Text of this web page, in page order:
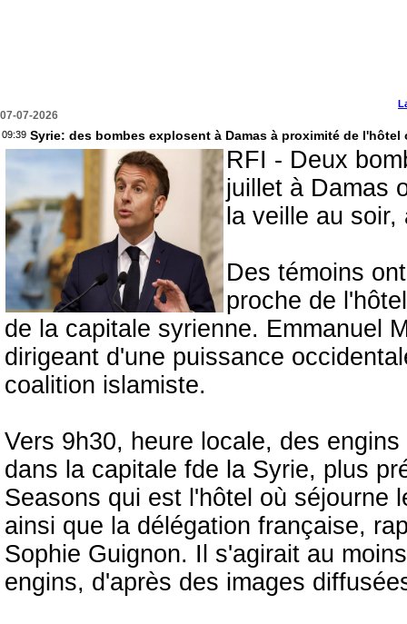
07-07-2026
09:39 Syrie: des bombes explosent à Damas à proximité de
RFI - Deux
juillet à Damas
la veille au
Des témoins
proche de
de la capitale syrienne. Emmanuel
dirigeant d'une puissance
coalition islamiste.
Vers 9h30, heure locale, des
dans la capitale fde la Syrie, plus
Seasons qui est l'hôtel où séjourne
ainsi que la délégation française,
Sophie Guignon. Il s'agirait au
engins, d'après des images